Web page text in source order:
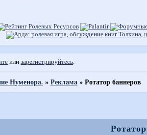
илизарегистрируйтесь.
Нуменора. »Реклама »Ротатор баннеров